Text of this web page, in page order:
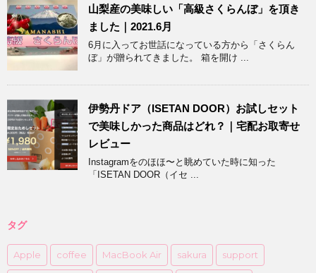
山梨産の美味しい「高級さくらんぼ」を頂き
ました｜2021.6月
6月に入ってお世話になっている方から「さくらん
ぼ」が贈られてきました。 箱を開け ...
伊勢丹ドア（ISETAN DOOR）お試しセット
で美味しかった商品はどれ？｜宅配お取寄せ
レビュー
Instagramをのほほ〜と眺めていた時に知った
「ISETAN DOOR（イセ ...
タグ
Apple coffee MacBook Air sakura support